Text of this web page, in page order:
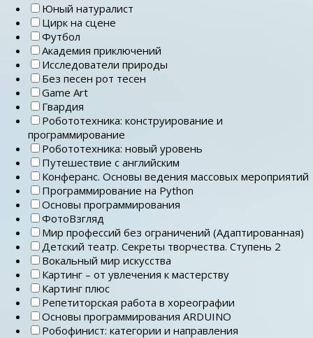
Юный натуралист
Цирк на сцене
Футбол
Академия приключений
Исследователи природы
Без песен рот тесен
Game Art
Гвардия
Робототехника: конструирование и
программирование
Робототехника: новый уровень
Путешествие с английским
Конферанс. Основы ведения массовых мероприятий
Программирование на Python
Основы программирования
ФотоВзгляд
Мир профессий без ограничений (Адаптированная)
Детский театр. Секреты творчества. Ступень 2
Вокальный мир искусства
Картинг – от увлечения к мастерству
Картинг плюс
Репетиторская работа в хореографии
Основы программирования ARDUINO
Робофинист: категории и направления